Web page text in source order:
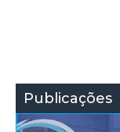
Publicações